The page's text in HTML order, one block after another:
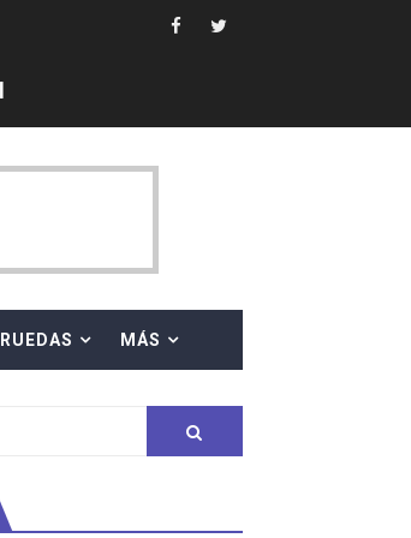
Martínez 5ª en 10km
ruso, llevándose 8 medallas, seis para
RUEDAS MÁS